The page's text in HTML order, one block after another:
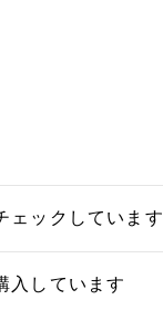
ェックしています
入しています